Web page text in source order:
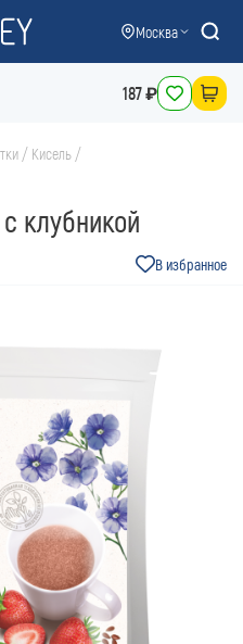
Москва
187 ₽
/ Кисель /
клубникой
В избранное